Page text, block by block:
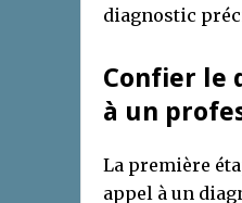
diagnostic
Confier le
à un
La première
appel à un